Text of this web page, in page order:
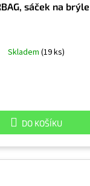
sáček na brýle
Skladem (19 ks)
DO KOŠÍKU